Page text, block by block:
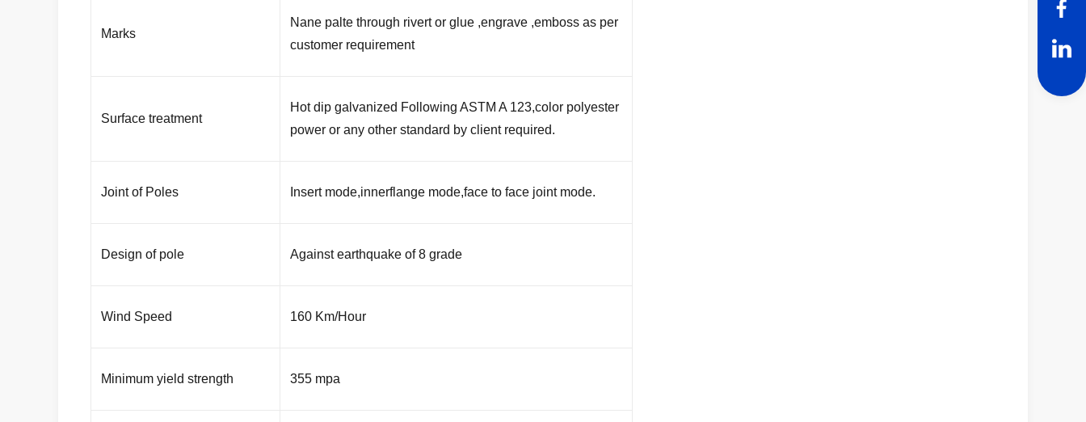
Marks
Nane palte through rivert or glue ,engrave ,emboss as per
customer requirement
Surface treatment
Hot dip galvanized Following ASTM A 123,color polyester
power or any other standard by client required.
Joint of Poles Insert mode,innerflange mode,face to face joint mode.
Design of pole Against earthquake of 8 grade
Wind Speed 160 Km/Hour
Minimum yield strength 355 mpa